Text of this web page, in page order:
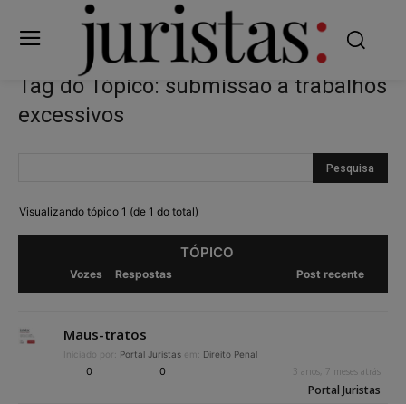
Tag do Tópico: submissão a trabalhos
excessivos
Visualizando tópico 1 (de 1 do total)
TÓPICO
Vozes Respostas Post recente
Maus-tratos
Iniciado por: Portal Juristas em: Direito Penal
0 0 3 anos, 7 meses atrás
Portal Juristas